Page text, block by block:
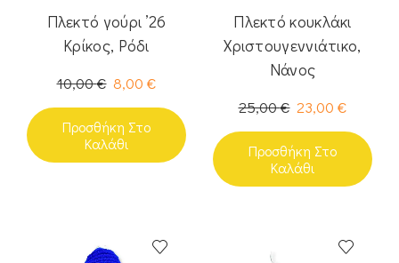
Πλεκτό γούρι ’26
Κρίκος, Ρόδι
10,00€ 8,00 €
Προσθήκη Στο
Καλάθι
Πλεκτό κουκλάκι
Χριστουγεννιάτικο,
Νάνος
25,00€ 23,00 €
Προσθήκη Στο
Καλάθι